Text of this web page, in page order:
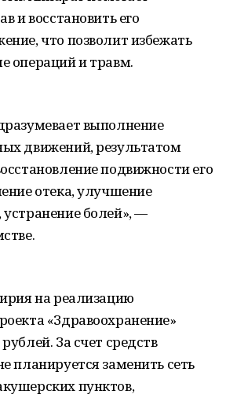
и восстановить его
что позволит избежать
операций и травм.
выполнение
движений, результатом
подвижности его
отека, улучшение
болей», —
на реализацию
«Здравоохранение»
За счет средств
планируется заменить сеть
пунктов,